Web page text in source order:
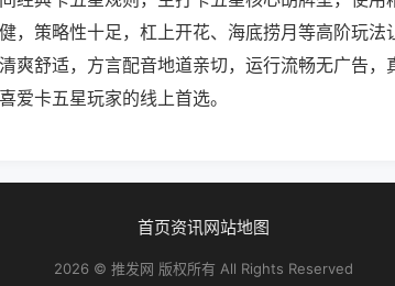
，策略性十足，杠上开花、海底捞月等高阶玩法
爽舒适，方言配音地道亲切，运行流畅无广告，
爱卡五星玩家的线上首选。
首页资讯网站地图
2026 © 推发网 版权所有 All Rights Reserved